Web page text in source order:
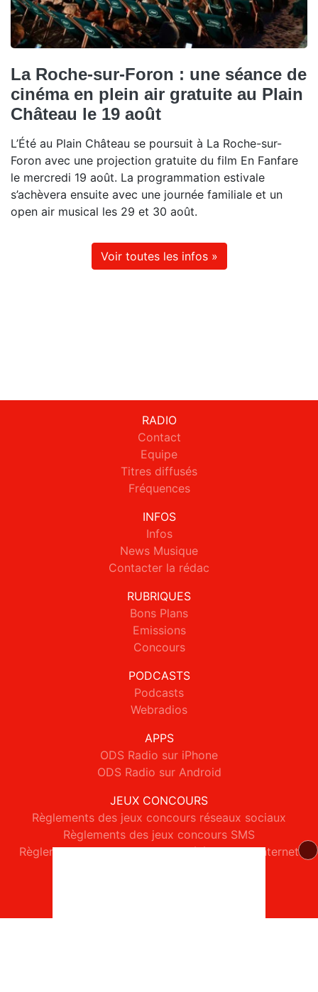
La Roche-sur-Foron : une séance de
cinéma en plein air gratuite au Plain
Château le 19 août
L’Été au Plain Château se poursuit à La Roche-sur-
Foron avec une projection gratuite du film En Fanfare
le mercredi 19 août. La programmation estivale
s’achèvera ensuite avec une journée familiale et un
open air musical les 29 et 30 août.
Voir toutes les infos »
RADIO
Contact
Equipe
Titres diffusés
Fréquences
INFOS
Infos
News Musique
Contacter la rédac
RUBRIQUES
Bons Plans
Emissions
Concours
PODCASTS
Podcasts
Webradios
APPS
ODS Radio sur iPhone
ODS Radio sur Android
JEUX CONCOURS
Règlements des jeux concours réseaux sociaux
Règlements des jeux concours SMS
Règlements des jeux concours téléphone et internet